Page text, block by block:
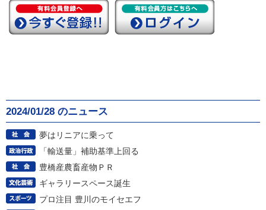
2024/01/28 のニュース
夢はリニアに乗って
「輸送量」補助基準上回る
豊橋産農畜産物ＰＲ
ギャラリースペース誕生
プロ注目 豊川のモイセエフ